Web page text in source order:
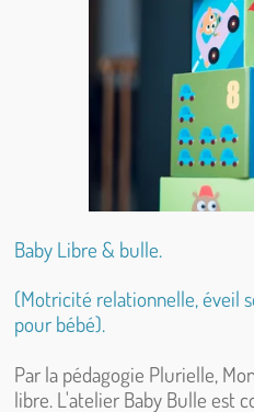
Baby Libre & bulle.
(Motricité relationnelle, éveil
pour bébé).
Par la pédagogie Plurielle,
libre. L'atelier Baby Bulle est